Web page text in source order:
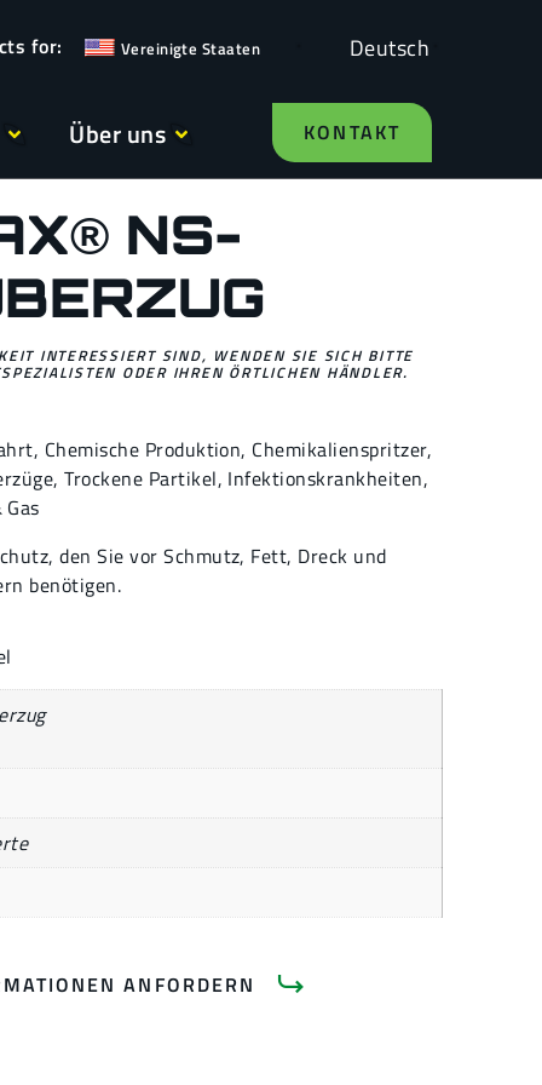
Vereinigte Staaten Deutsch
Über uns KONTAKT
NS-
INTERESSIERT SIND, WENDEN SIE SICH BITTE
ODER IHREN ÖRTLICHEN HÄNDLER.
, Chemische Produktion, Chemikalienspritzer,
,Trockene Partikel, Infektionskrankheiten,
den Sie vor Schmutz, Fett, Dreck und
benötigen.
ANFORDERN